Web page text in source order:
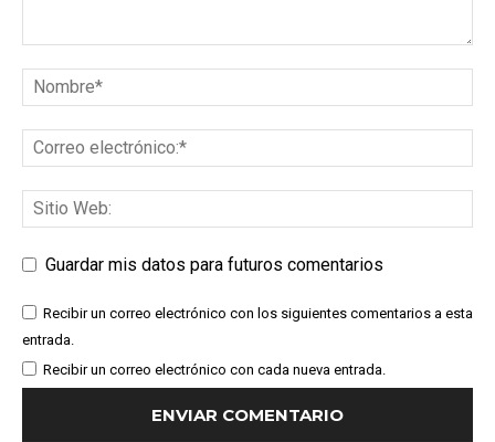
Guardar mis datos para futuros comentarios
Recibir un correo electrónico con los siguientes comentarios a esta
entrada.
Recibir un correo electrónico con cada nueva entrada.